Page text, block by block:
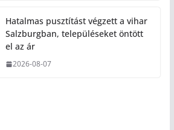
Hatalmas pusztítást végzett a vihar
Salzburgban, településeket öntött
el az ár
2026-08-07